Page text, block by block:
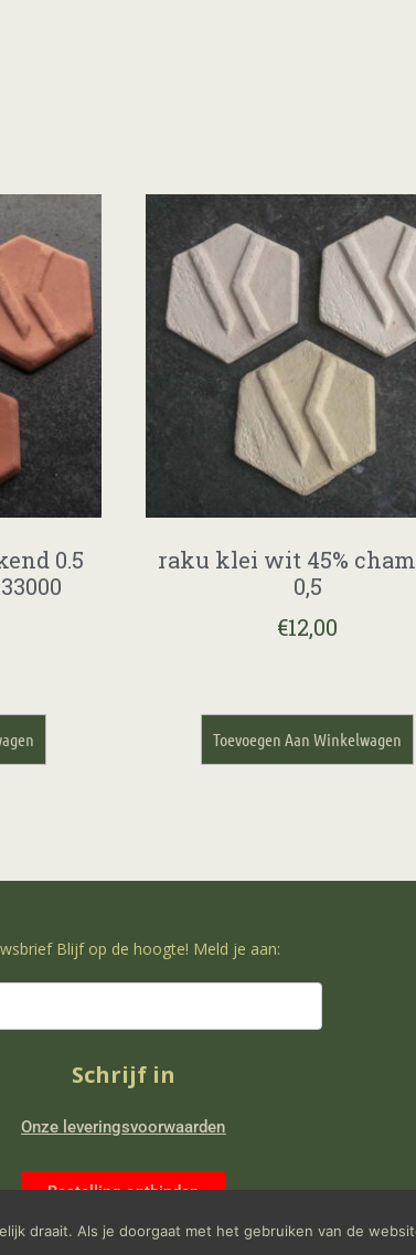
0.5
raku klei wit 45%
0,5
€12,00
Toevoegen Aan Winkelwagen
Blijf op de hoogte! Meld je aan:
Schrijf in
Onze leveringsvoorwaarden
Bestelling ontbinden
draait. Als je doorgaat met het gebruiken van de